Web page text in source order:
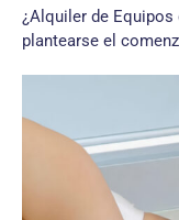
¿Alquiler de Equipos
plantearse el